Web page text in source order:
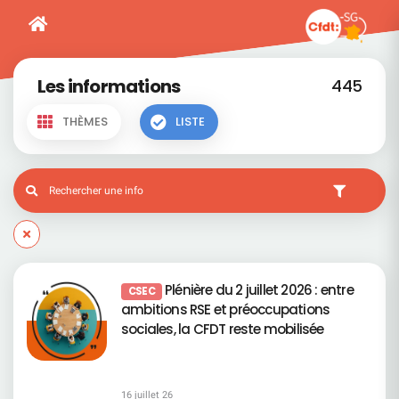
Les informations 445
THÈMES LISTE
CSEC Plénière du 2 juillet 2026 : entre
ambitions RSE et préoccupations
sociales, la CFDT reste mobilisée
16 juillet 26